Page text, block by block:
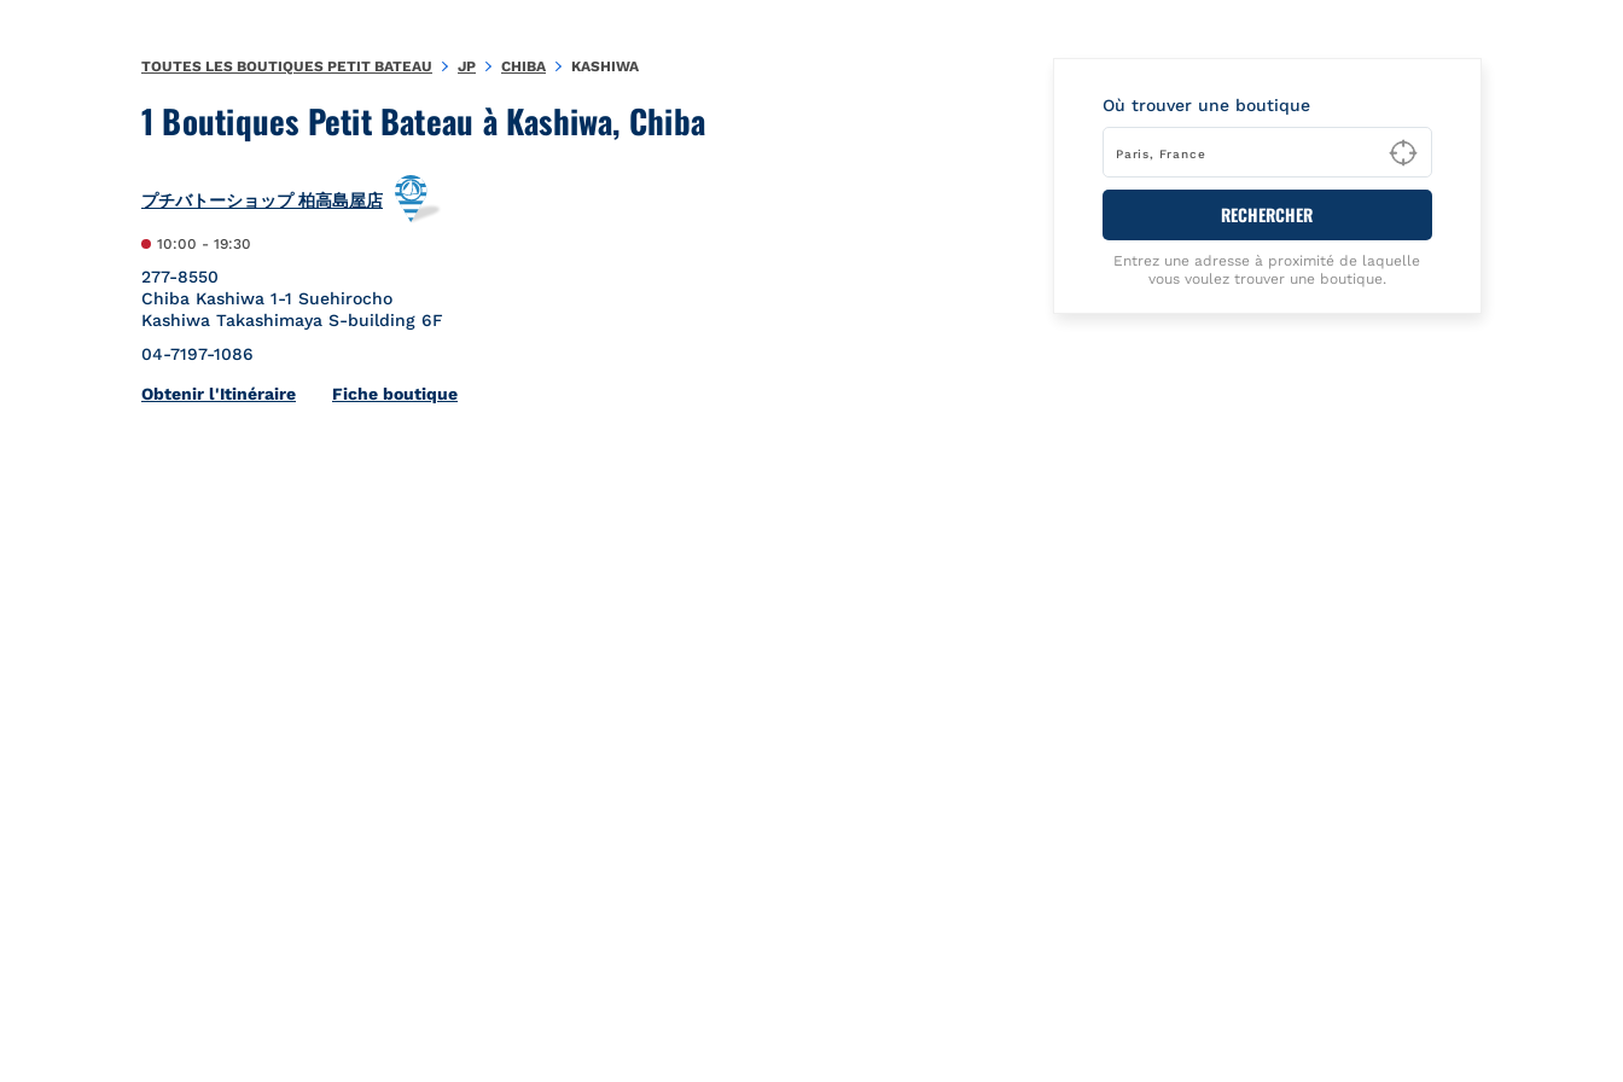
1 Boutiques Petit Bateau à Kashiwa, Chiba
プチバトーショップ 柏高島屋店
10:00 - 19:30
277-8550
Chiba Kashiwa 1-1 Suehirocho
Kashiwa Takashimaya S-building 6F
04-7197-1086
Obtenir l'ItinéraireLink Opens in New Tab
Fiche boutique
Où trouver une boutique
Type to begin
RECHERCHER
Entrez une adresse à proximité de laquelle
vous voulez trouver une boutique.
TOUTES LES BOUTIQUES PETIT BATEAU JP CHIBA KASHIWA